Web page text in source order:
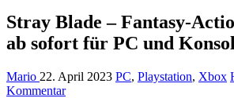
Stray Blade – Fantasy-
ab sofort für PC und
Mario 22. April 2023 PC, Playstation, Xbox
Kommentar